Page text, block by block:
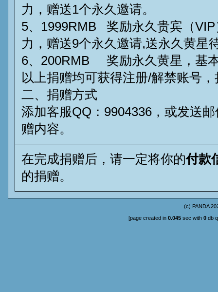
力，赠送1个永久邀请。
5、1999RMB 奖励永久贵宾（
力，赠送9个永久邀请,送永久黄星
6、200RMB 奖励永久黄星，基
以上捐赠均可获得注册/解禁账号
二、捐赠方式
添加客服QQ：9904336，或发送
赠内容。
在完成捐赠后，请一定将你的付款
的捐赠。
(c) PANDA
[page created in 0.045 sec with 0 db